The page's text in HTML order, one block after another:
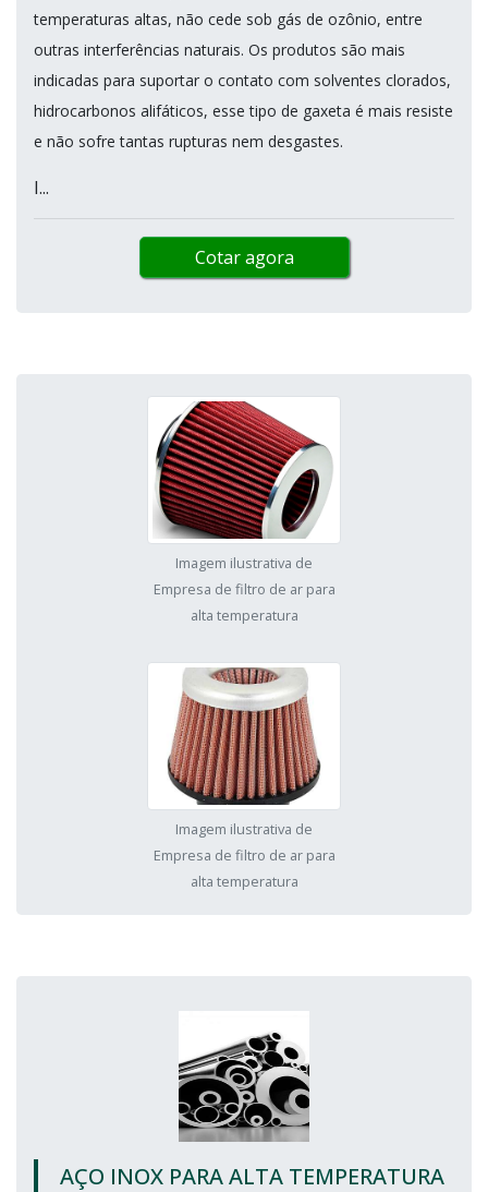
temperaturas altas, não cede sob gás de ozônio, entre
outras interferências naturais. Os produtos são mais
indicadas para suportar o contato com solventes clorados,
hidrocarbonos alifáticos, esse tipo de gaxeta é mais resiste
e não sofre tantas rupturas nem desgastes.
I...
Cotar agora
Imagem ilustrativa de
Empresa de filtro de ar para
alta temperatura
Imagem ilustrativa de
Empresa de filtro de ar para
alta temperatura
AÇO INOX PARA ALTA TEMPERATURA